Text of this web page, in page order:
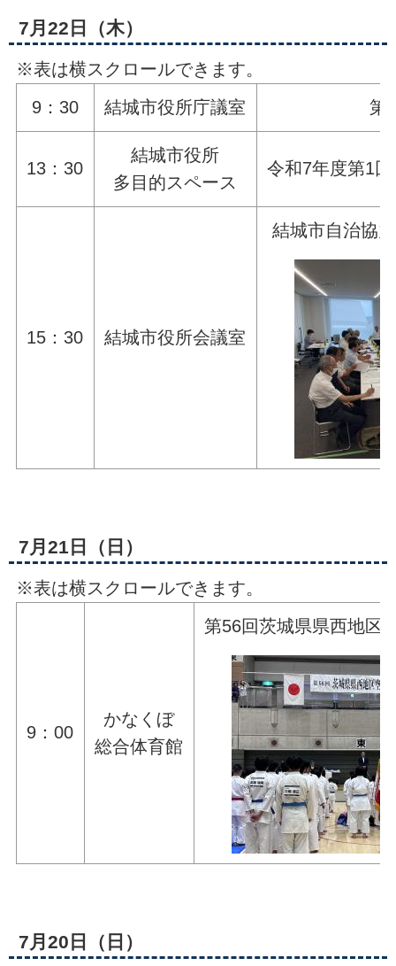
7月22日（木）
※表は横スクロールできます。
9：30
結城市役所庁議室 第
13：30
結城市役所
多目的スペース
令和7年度第1
15：30 結城市役所会議室
結城市自治協
7月21日（日）
※表は横スクロールできます。
9：00
かなくぼ
総合体育館
第56回茨城県県西地区
7月20日（日）